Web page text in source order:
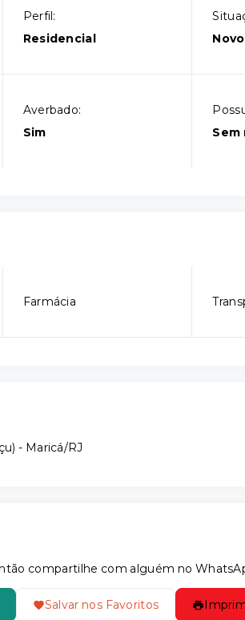
Perfil:
Residencial
Novo
Averbado:
Sim
Sem
Farmácia
- Maricá/RJ
compartilhe com alguém no
Salvar nos Favoritos